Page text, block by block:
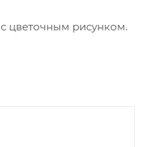
цветочным рисунком.